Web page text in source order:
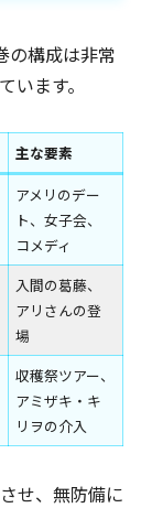
の構成は非常
います。
主な要素
アメリのデー
ト、女子会、
コメディ
入間の葛藤、
アリさんの登
場
収穫祭ツアー、
アミザキ・キ
リヲの介入
せ、無防備に